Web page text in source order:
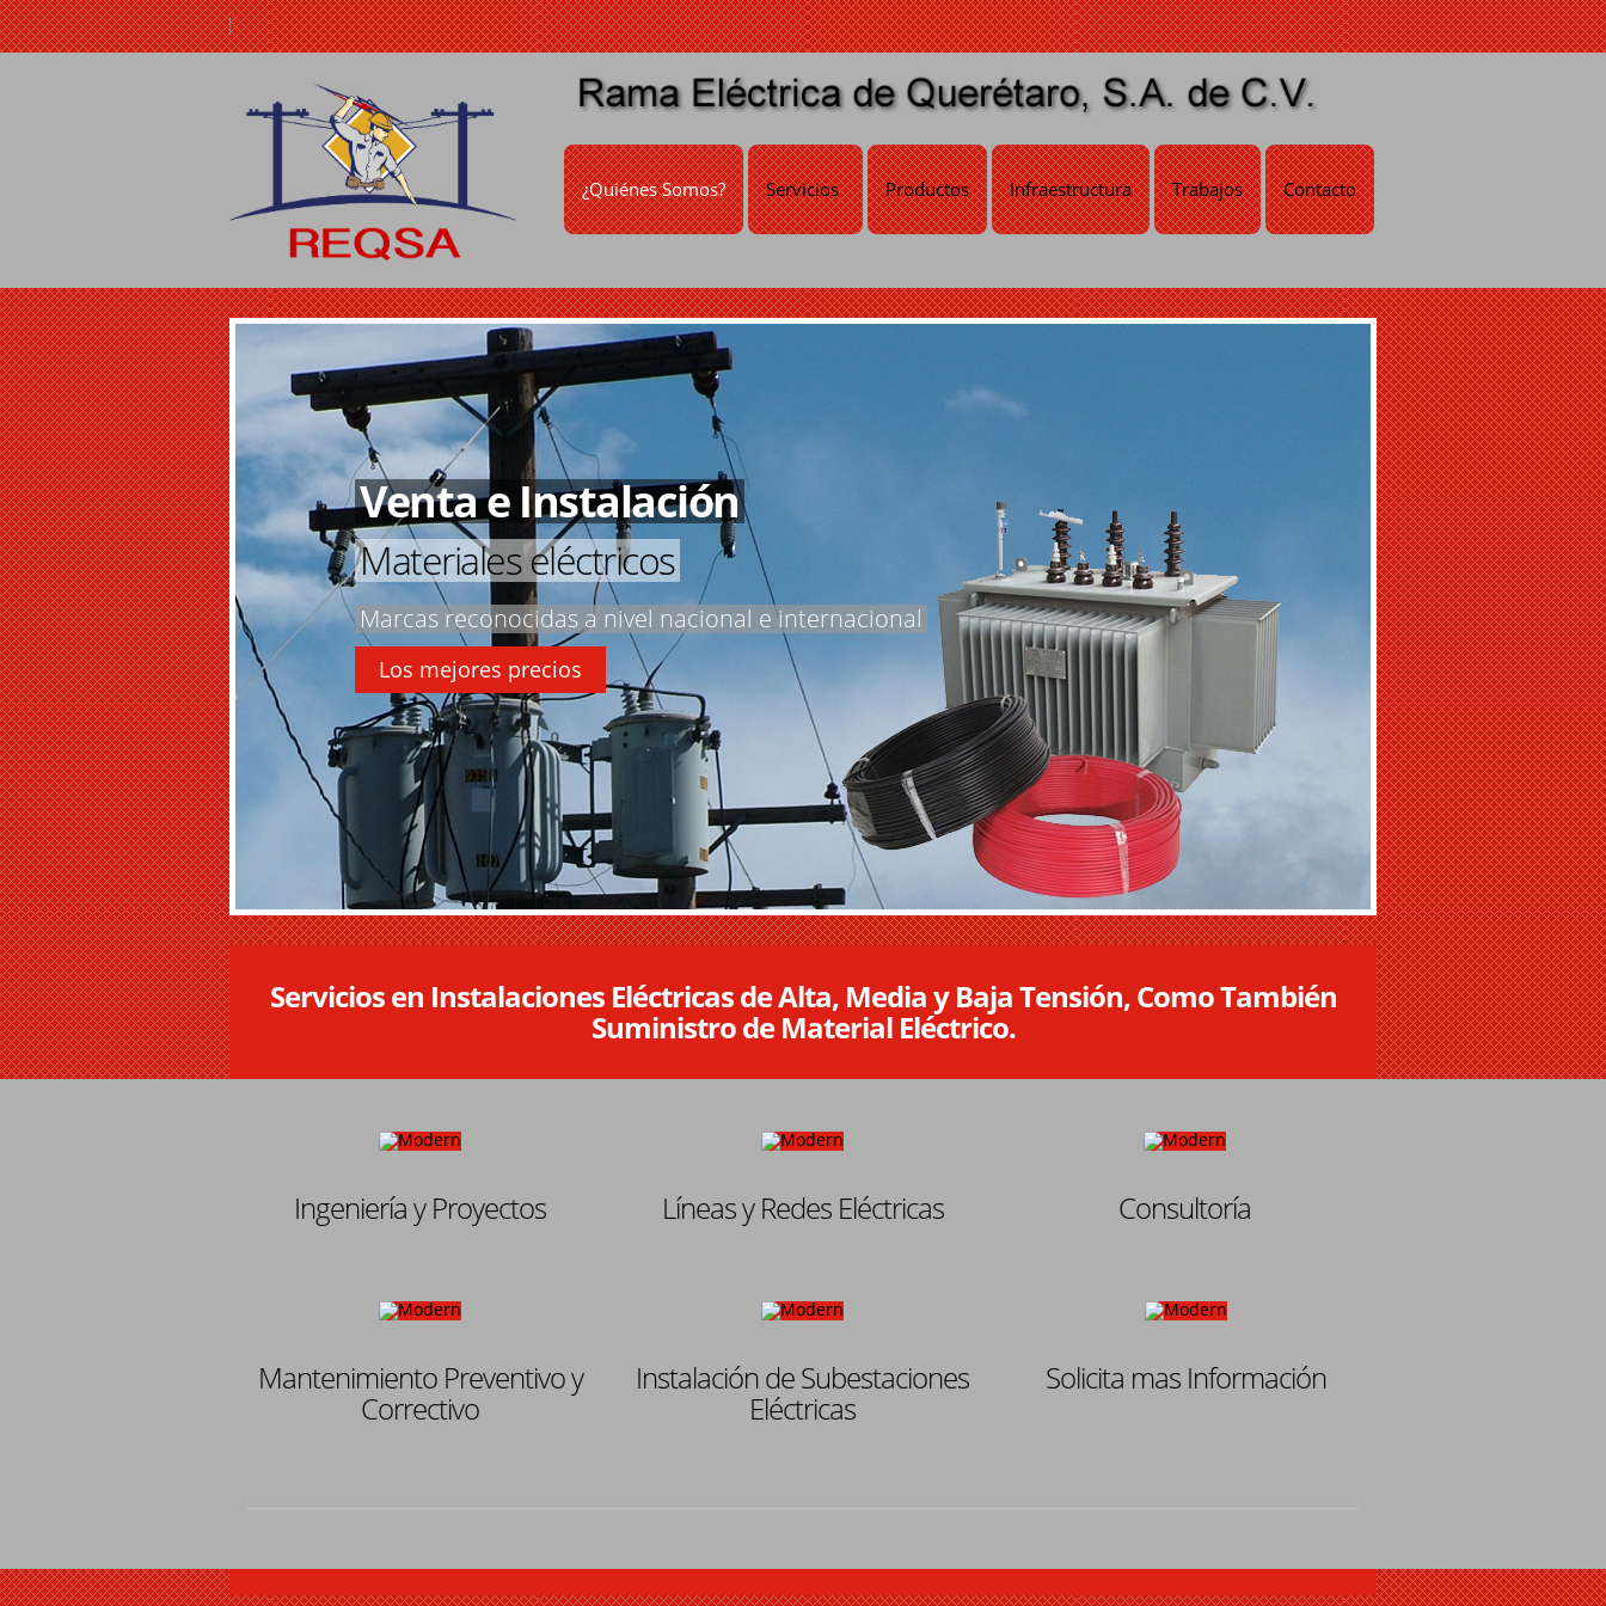
¿Quiénes Somos? Servicios Productos Infraestructura Trabajos Contacto
Venta e Instalación
Materiales eléctricos
Marcas reconocidas a nivel nacional e internacional
Los mejores precios
Servicios en Instalaciones Eléctricas de Alta, Media y Baja Tensión, Como También
Suministro de Material Eléctrico.
Ingeniería y Proyectos Líneas y Redes Eléctricas Consultoría
Mantenimiento Preventivo y
Correctivo
Instalación de Subestaciones
Eléctricas
Solicita mas Información